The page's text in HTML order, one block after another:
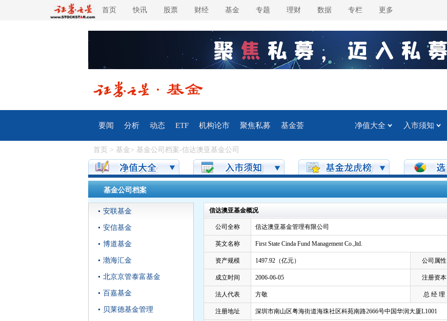
首页 快讯 股票 财经 基金 专题 理财 数据 专栏 更多
要闻 分析 动态 ETF 机构论市 聚焦私募 基金荟 净值大全 入市须知
首页 > 基金> 基金公司档案-信达澳亚基金公司
基金公司档案
安联基金
安信基金
博道基金
渤海汇金
北京京管泰富基金
百嘉基金
贝莱德基金管理
信达澳亚基金概况
公司全称 信达澳亚基金管理有限公司
英文名称 First State Cinda Fund Management Co.,ltd.
资产规模 1497.92（亿元） 公司属性
成立时间 2006-06-05 注册资本
法人代表 方敬 总 经 理
注册地址 深圳市南山区粤海街道海珠社区科苑南路2666号中国华润大厦L1001